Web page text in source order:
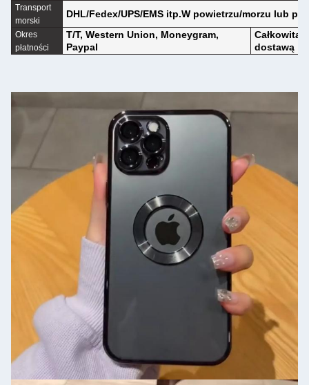
Transport
morski
DHL/Fedex/UPS/EMS itp.W powietrzu/morzu lub
Okres
płatności
T/T, Western Union, Moneygram,
Paypal
Całkowita
dostawą